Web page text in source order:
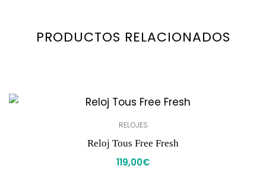
PRODUCTOS RELACIONADOS
RELOJES
Reloj Tous Free Fresh
119,00€